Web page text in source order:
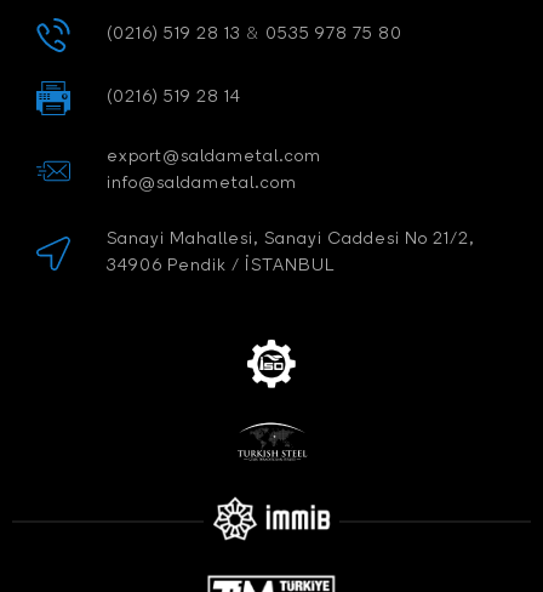
(0216) 519 28 13 & 0535 978 75 80
(0216) 519 28 14
export@saldametal.com
info@saldametal.com
Sanayi Mahallesi, Sanayi Caddesi No 21/2,
34906 Pendik / İSTANBUL